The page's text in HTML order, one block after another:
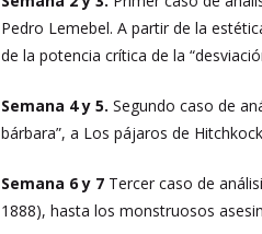
Pedro Lemebel. A partir de la
de la potencia crítica de la
Semana 4 y 5. Segundo caso de
bárbara”, a Los pájaros de
Semana 6 y 7 Tercer caso de
1888), hasta los monstruosos